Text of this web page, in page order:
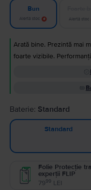
Bun
Alertă stoc Alertă stoc
Arată bine. Prezintă mai
foarte vizibile.
Baterie: Standard
Standard
Folie Protecție
experții FLIP
7999 LEI